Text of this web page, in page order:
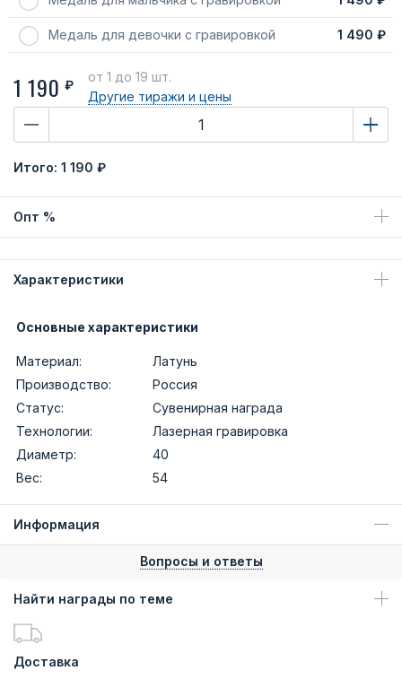
Медаль для девочки с гравировкой 1 490 ₽
1 190 ₽
от 1 до 19 шт.
Другие тиражи и цены
Итого: 1 190 ₽
Опт %
Характеристики
Основные характеристики
Материал:
Латунь
Производство:
Россия
Статус:
Сувенирная награда
Технологии:
Лазерная гравировка
Диаметр:
40
Вес:
54
Информация
Вопросы и ответы
Найти награды по теме
Доставка